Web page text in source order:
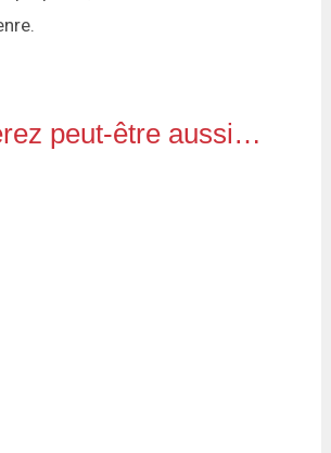
peut-être aussi…